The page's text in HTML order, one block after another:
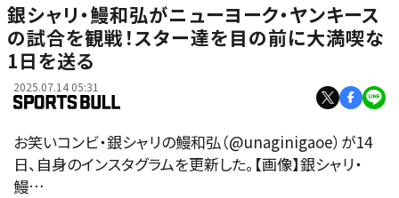
銀シャリ・鰻和弘がニューヨーク・ヤンキース
の試合を観戦！スター達を目の前に大満喫な
1日を送る
2025.07.14 05:31
お笑いコンビ・銀シャリの鰻和弘（@unaginigaoe）が14
日、自身のインスタグラムを更新した。【画像】銀シャリ・
鰻…